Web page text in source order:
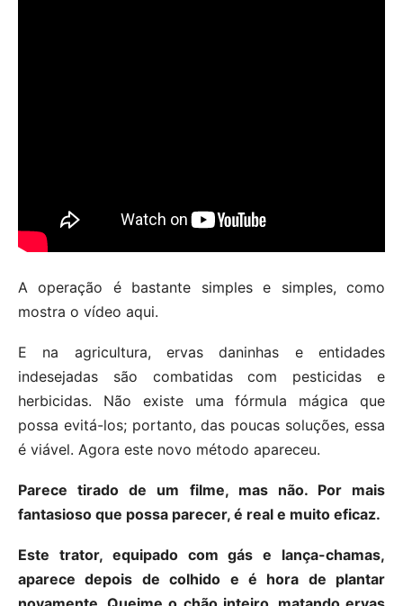
A operação é bastante simples e simples, como
mostra o vídeo aqui.
E na agricultura, ervas daninhas e entidades
indesejadas são combatidas com pesticidas e
herbicidas. Não existe uma fórmula mágica que
possa evitá-los; portanto, das poucas soluções, essa
é viável. Agora este novo método apareceu.
Parece tirado de um filme, mas não. Por mais
fantasioso que possa parecer, é real e muito eficaz.
Este trator, equipado com gás e lança-chamas,
aparece depois de colhido e é hora de plantar